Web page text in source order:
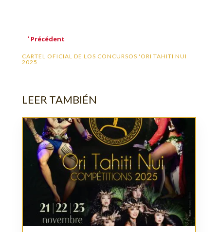
'Précédent
CARTEL OFICIAL DE LOS CONCURSOS 'ORI TAHITI NUI
2025
LEER TAMBIÉN